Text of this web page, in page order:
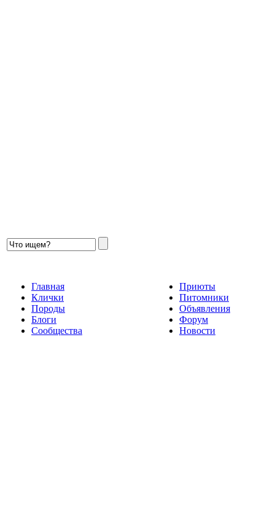
Главная
Клички
Породы
Блоги
Сообщества
Приюты
Питомники
Объявления
Форум
Новости